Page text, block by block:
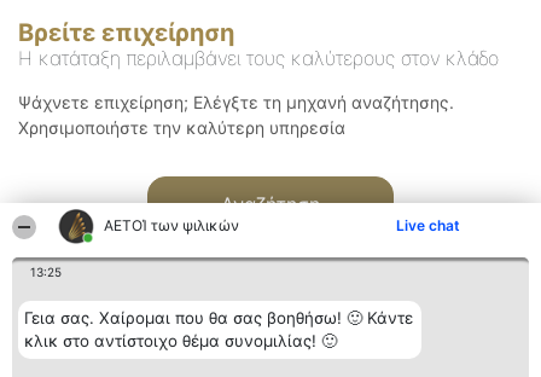
ΑΕΤΟΊ των ψιλικών Live chat
13:25
Γεια σας. Χαίρομαι που θα σας βοηθήσω! 🙂 Κάντε
κλικ στο αντίστοιχο θέμα συνομιλίας! 🙂
Βρείτε επιχείρηση
Η κατάταξη περιλαμβάνει τους καλύτερους στον κλάδο
Ψάχνετε επιχείρηση; Ελέγξτε τη μηχανή αναζήτησης.
Χρησιμοποιήστε την καλύτερη υπηρεσία
Αναζήτηση